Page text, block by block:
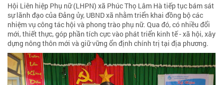
Hội Liên hiệp Phụ nữ (LHPN) xã Phúc Thọ Lâm Hà tiếp tục bám sát
sự lãnh đạo của Đảng ủy, UBND xã nhằm triển khai đồng bộ các
nhiệm vụ công tác hội và phong trào phụ nữ. Qua đó, có nhiều đổi
mới, thiết thực, góp phần tích cực vào phát triển kinh tế - xã hội, xây
dựng nông thôn mới và giữ vững ổn định chính trị tại địa phương.